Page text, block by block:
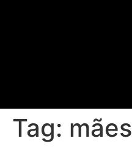
Tag: mães